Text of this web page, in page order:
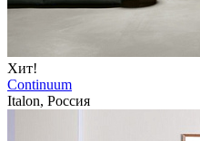
Хит!
Continuum
Italon, Россия